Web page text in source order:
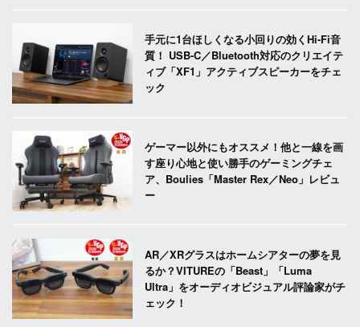
手元に1台ほしくなる小回りの効くHi-Fi音
質！ USB-C／Bluetooth対応のクリエイテ
ィブ「XF1」アクティブスピーカーをチェ
ック
ゲーマー以外にもオススメ！他と一線を画
す座り心地と使い勝手のゲーミングチェ
ア、Boulies「Master Rex／Neo」レビュ
ー
AR／XRグラスはホームシアターの夢を見
るか？VITUREの「Beast」「Luma
Ultra」をオーディオビジュアル評論家がチ
ェック！